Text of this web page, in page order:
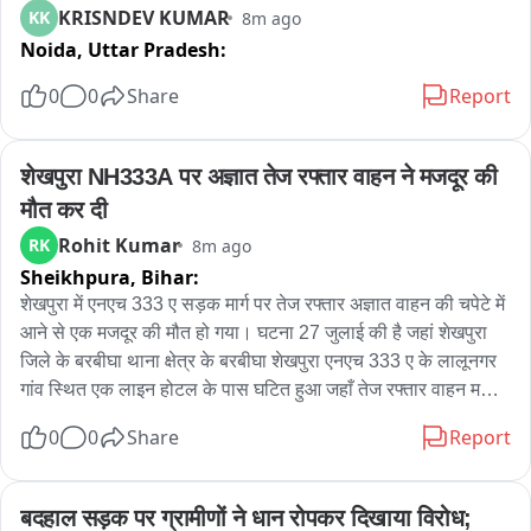
KK KRISNDEV KUMAR 8m ago
Noida, Uttar Pradesh:
0
0 Share Report
शेखपुरा NH333A पर अज्ञात तेज रफ्तार वाहन ने मजदूर की
मौत कर दी
RK Rohit Kumar 8m ago
Sheikhpura, Bihar:
शेखपुरा में एनएच 333 ए सड़क मार्ग पर तेज रफ्तार अज्ञात वाहन की चपेटे में
आने से एक मजदूर की मौत हो गया। घटना 27 जुलाई की है जहां शेखपुरा
जिले के बरबीघा थाना क्षेत्र के बरबीघा शेखपुरा एनएच 333 ए के लालूनगर
गांव स्थित एक लाइन होटल के पास घटित हुआ जहाँ तेज रफ्तार वाहन मजदूर
जहाँ स्थानीय लोगो ने घायल को बेहतर इलाज के लिए रेफरल अस्पताल में
पीएमसीएच रेफर कर दिया जहां रास्ते में मजदूर की मौत हो गई। घटना के
0 0 Share Report
बदहाल सड़क पर ग्रामीणों ने धान रोपकर दिखाया विरोध;